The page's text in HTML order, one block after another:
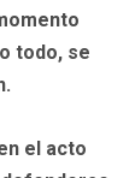
todo, se
el acto